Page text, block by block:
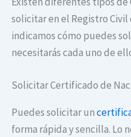
solicitar en el Registro
indicamos cómo puedes
necesitarás cada uno de
Solicitar Certificado de
Puedes solicitar un
forma rápida y sencilla. Lo